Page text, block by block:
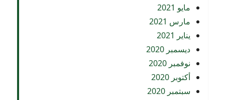
مايو 2021
مارس 2021
يناير 2021
ديسمبر 2020
نوفمبر 2020
أكتوبر 2020
سبتمبر 2020